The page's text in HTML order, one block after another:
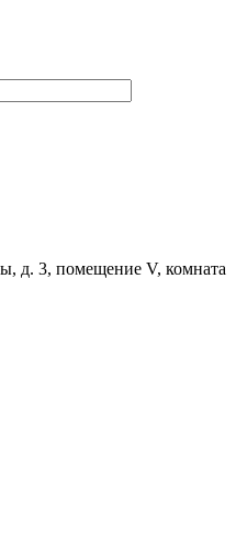
д. 3, помещение V, комната